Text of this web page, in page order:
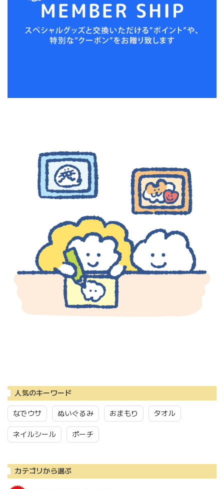
人気のキーワード
なでウサ ぬいぐるみ おまもり タオル
ネイルシール ポーチ
カテゴリから選ぶ